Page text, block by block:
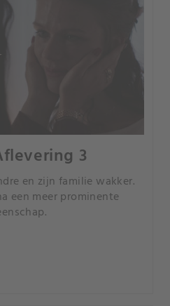
3
en zijn familie wakker.
een meer prominente